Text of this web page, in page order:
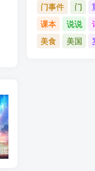
门事件
门
课本
说说
美食
美国